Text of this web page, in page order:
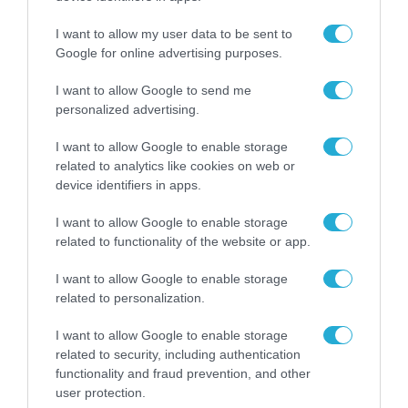
I want to allow my user data to be sent to
Google for online advertising purposes.
I want to allow Google to send me
personalized advertising.
I want to allow Google to enable storage
related to analytics like cookies on web or
device identifiers in apps.
I want to allow Google to enable storage
related to functionality of the website or app.
I want to allow Google to enable storage
related to personalization.
I want to allow Google to enable storage
related to security, including authentication
functionality and fraud prevention, and other
user protection.
ελληνικών επιχειρήσεων
22.10.2020
Η Mastercard επεκτείνει το
δίκτυο συνεργατών της
περιβαλλοντικής πρωτοβουλίας